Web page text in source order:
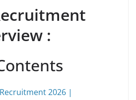
:
2026 |